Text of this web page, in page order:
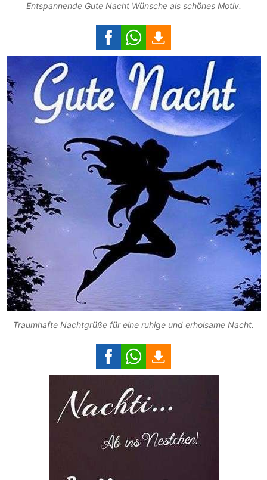
Entspannende Gute Nacht Wünsche als schönes Motiv.
Traumhafte Nachtgrüße für eine ruhige und erholsame Nacht.